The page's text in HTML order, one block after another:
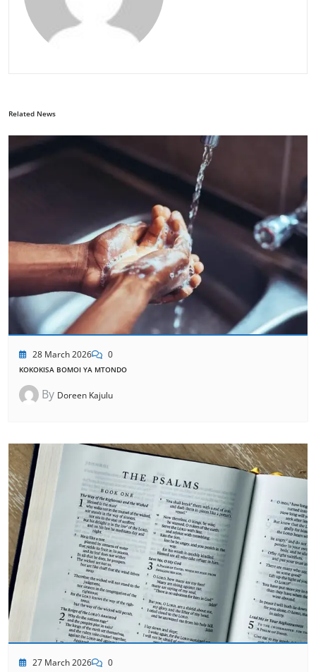
Related News
28 March 2026 0
KOKOKISA BOMOI YA MTONDO
By Doreen Kajulu
27 March 2026 0